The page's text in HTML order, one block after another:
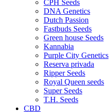
CPH Seeds
DNA Genetics
Dutch Passion
Fastbuds Seeds
Green house Seeds
Kannabia
Purple City Genetics
Reserva privada
Ripper Seeds
Royal Queen seeds
Super Seeds
T.H. Seeds
CBD